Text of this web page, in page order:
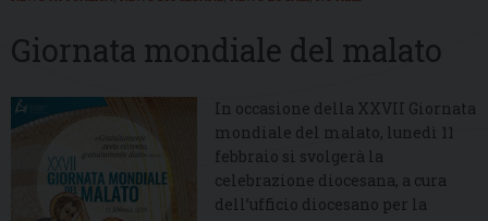
Giornata mondiale del malato
In occasione della XXVII Giornata
mondiale del malato, lunedì 11
febbraio si svolgerà la
celebrazione diocesana, a cura
dell’ufficio diocesano per la